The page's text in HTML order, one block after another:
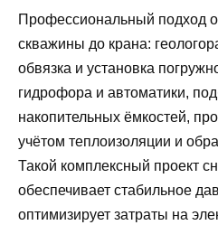
Профессиональный подход
скважины до крана:
обвязка и установка
гидрофора и автоматики,
накопительных ёмкостей,
учётом теплоизоляции и
Такой комплексный проект
обеспечивает стабильное
оптимизирует затраты на